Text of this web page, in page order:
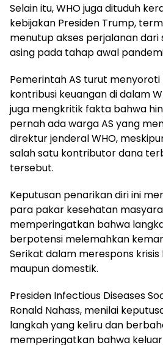
Selain itu, WHO juga dituduh
kebijakan Presiden Trump,
menutup akses perjalanan dari
asing pada tahap awal
Pemerintah AS turut
kontribusi keuangan di dalam
juga mengkritik fakta bahwa
pernah ada warga AS yang
direktur jenderal WHO,
salah satu kontributor dana
tersebut.
Keputusan penarikan diri ini
para pakar kesehatan
memperingatkan bahwa
berpotensi melemahkan
Serikat dalam merespons
maupun domestik.
Presiden Infectious Diseases
Ronald Nahass, menilai
langkah yang keliru dan
memperingatkan bahwa